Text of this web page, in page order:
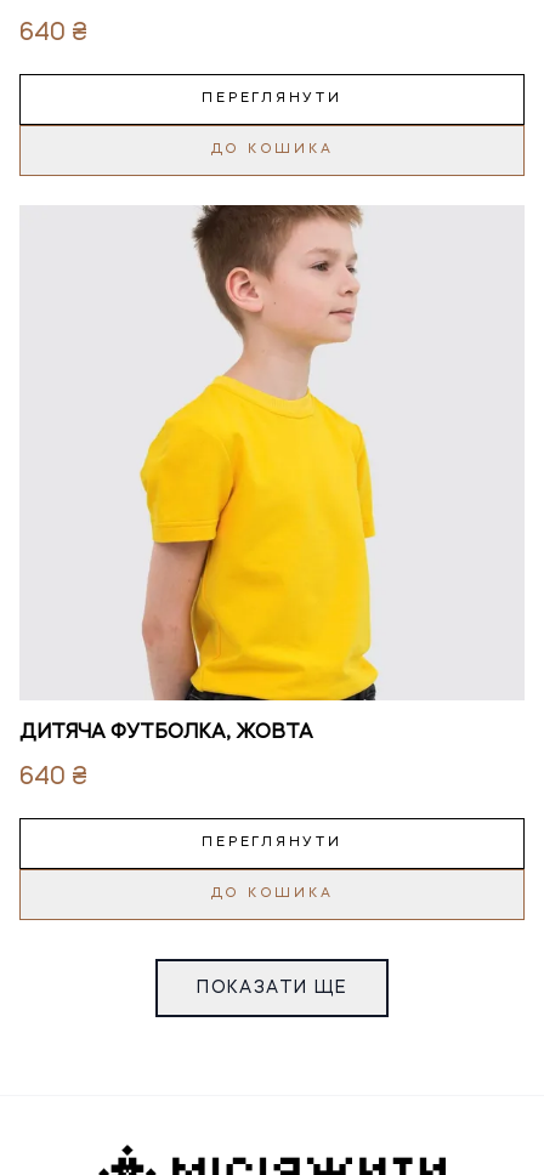
640 ₴
ПЕРЕГЛЯНУТИ
ДО КОШИКА
ДИТЯЧА ФУТБОЛКА, ЖОВТА
640 ₴
ПЕРЕГЛЯНУТИ
ДО КОШИКА
ПОКАЗАТИ ЩЕ